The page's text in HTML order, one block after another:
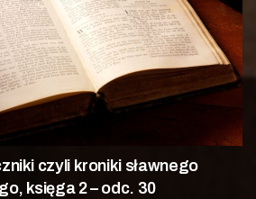
czyli kroniki sławnego
księga 2 – odc. 30